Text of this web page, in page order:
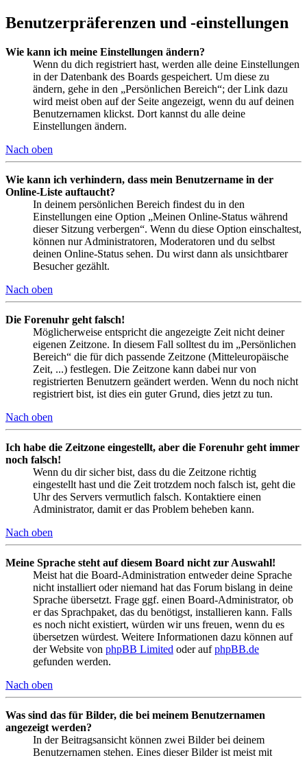
Benutzerpräferenzen und -einstellungen
Wie kann ich meine Einstellungen ändern?
Wenn du dich registriert hast, werden alle deine Einstellungen
in der Datenbank des Boards gespeichert. Um diese zu
ändern, gehe in den „Persönlichen Bereich“; der Link dazu
wird meist oben auf der Seite angezeigt, wenn du auf deinen
Benutzernamen klickst. Dort kannst du alle deine
Einstellungen ändern.
Nach oben
Wie kann ich verhindern, dass mein Benutzername in der
Online-Liste auftaucht?
In deinem persönlichen Bereich findest du in den
Einstellungen eine Option „Meinen Online-Status während
dieser Sitzung verbergen“. Wenn du diese Option einschaltest,
können nur Administratoren, Moderatoren und du selbst
deinen Online-Status sehen. Du wirst dann als unsichtbarer
Besucher gezählt.
Nach oben
Die Forenuhr geht falsch!
Möglicherweise entspricht die angezeigte Zeit nicht deiner
eigenen Zeitzone. In diesem Fall solltest du im „Persönlichen
Bereich“ die für dich passende Zeitzone (Mitteleuropäische
Zeit, ...) festlegen. Die Zeitzone kann dabei nur von
registrierten Benutzern geändert werden. Wenn du noch nicht
registriert bist, ist dies ein guter Grund, dies jetzt zu tun.
Nach oben
Ich habe die Zeitzone eingestellt, aber die Forenuhr geht immer
noch falsch!
Wenn du dir sicher bist, dass du die Zeitzone richtig
eingestellt hast und die Zeit trotzdem noch falsch ist, geht die
Uhr des Servers vermutlich falsch. Kontaktiere einen
Administrator, damit er das Problem beheben kann.
Nach oben
Meine Sprache steht auf diesem Board nicht zur Auswahl!
Meist hat die Board-Administration entweder deine Sprache
nicht installiert oder niemand hat das Forum bislang in deine
Sprache übersetzt. Frage ggf. einen Board-Administrator, ob
er das Sprachpaket, das du benötigst, installieren kann. Falls
es noch nicht existiert, würden wir uns freuen, wenn du es
übersetzen würdest. Weitere Informationen dazu können auf
der Website von phpBB Limited oder aufphpBB.de
gefunden werden.
Nach oben
Was sind das für Bilder, die bei meinem Benutzernamen
angezeigt werden?
In der Beitragsansicht können zwei Bilder bei deinem
Benutzernamen stehen. Eines dieser Bilder ist meist mit